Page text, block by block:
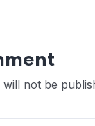
not be